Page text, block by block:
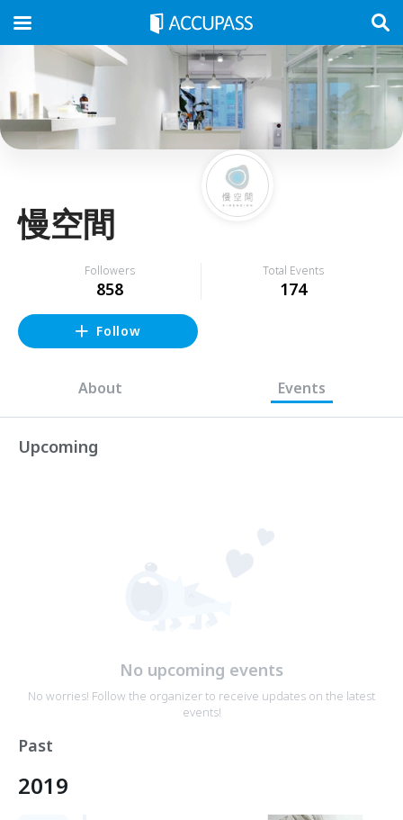
慢空間
Followers
858
Total Events
174
Follow
About Events
Upcoming
No upcoming events
No worries! Follow the organizer to receive updates on the latest
events!
Past
2019